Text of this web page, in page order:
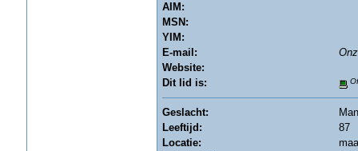
AIM:
MSN:
YIM:
E-mail:
Website:
Dit lid is:
Geslacht:
Man
Leeftijd:
87
Locatie: